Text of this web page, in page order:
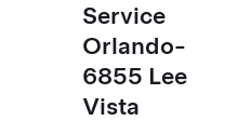
Service
Orlando-
6855 Lee
Vista